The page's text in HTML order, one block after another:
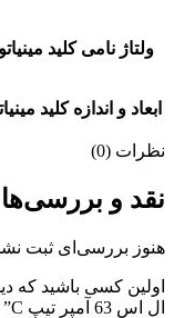
ولتاژ نامی کلید
ابعاد و اندازه کلید
نظرات (0)
نقد و بررسی‌ها
هنوز بررسی‌ای ثبت
اولین کسی باشید که
ال اس 63 آمپر تیپ C”